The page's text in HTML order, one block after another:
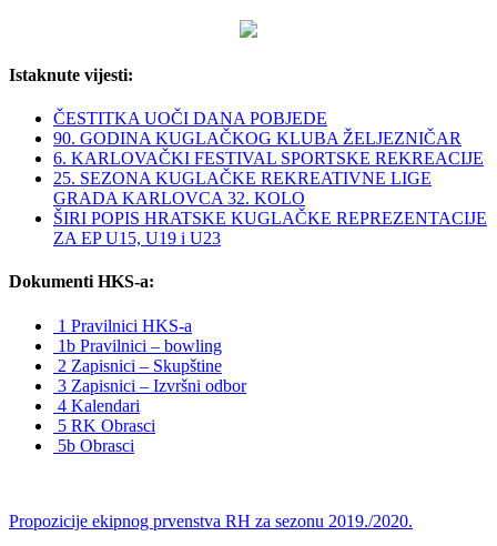
Istaknute vijesti:
ČESTITKA UOČI DANA POBJEDE
90. GODINA KUGLAČKOG KLUBA ŽELJEZNIČAR
6. KARLOVAČKI FESTIVAL SPORTSKE REKREACIJE
25. SEZONA KUGLAČKE REKREATIVNE LIGE
GRADA KARLOVCA 32. KOLO
ŠIRI POPIS HRATSKE KUGLAČKE REPREZENTACIJE
ZA EP U15, U19 i U23
Dokumenti HKS-a:
1 Pravilnici HKS-a
1b Pravilnici – bowling
2 Zapisnici – Skupštine
3 Zapisnici – Izvršni odbor
4 Kalendari
5 RK Obrasci
5b Obrasci
Propozicije ekipnog prvenstva RH za sezonu 2019./2020.